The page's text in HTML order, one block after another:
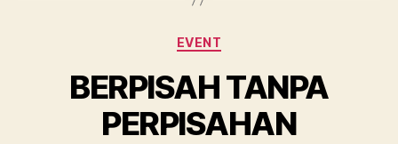
Kategori
EVENT
BERPISAH TANPA
PERPISAHAN